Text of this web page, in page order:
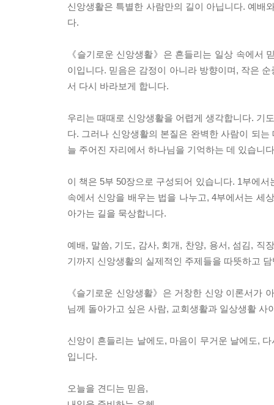
신앙생활은 특별한 사람만의 길이 아닙니다. 예배
다.
《슬기로운 신앙생활》은 흔들리는 일상 속에서
이입니다. 믿음은 감정이 아니라 방향이며, 작은
서 다시 바라보게 합니다.
우리는 때때로 신앙생활을 어렵게 생각합니다. 기
다. 그러나 신앙생활의 본질은 완벽한 사람이 되
늘 주어진 자리에서 하나님을 기억하는 데 있습니
이 책은 5부 50장으로 구성되어 있습니다. 1부에
속에서 신앙을 배우는 법을 나누고, 4부에서는 세
아가는 길을 묵상합니다.
예배, 말씀, 기도, 감사, 회개, 찬양, 용서, 섬김, 직
기까지 신앙생활의 실제적인 주제들을 따뜻하고
《슬기로운 신앙생활》은 거창한 신앙 이론서가
님께 돌아가고 싶은 사람, 교회생활과 일상생활
신앙이 흔들리는 날에도, 마음이 무거운 날에도,
입니다.
오늘을 견디는 믿음,